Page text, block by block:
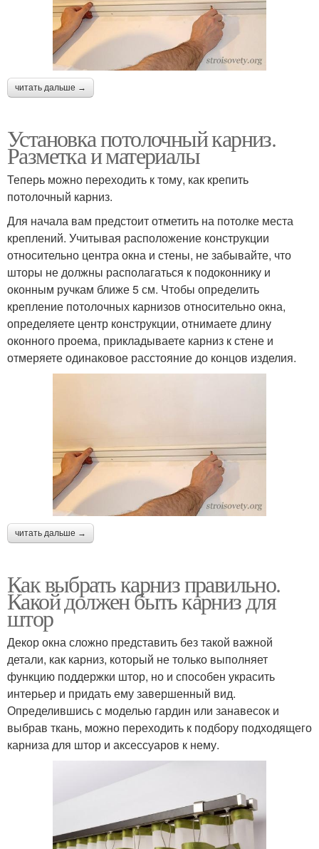
читать дальше →
Установка потолочный карниз.
Разметка и материалы
Теперь можно переходить к тому, как крепить
потолочный карниз.
Для начала вам предстоит отметить на потолке места
креплений. Учитывая расположение конструкции
относительно центра окна и стены, не забывайте, что
шторы не должны располагаться к подоконнику и
оконным ручкам ближе 5 см. Чтобы определить
крепление потолочных карнизов относительно окна,
определяете центр конструкции, отнимаете длину
оконного проема, прикладываете карниз к стене и
отмеряете одинаковое расстояние до концов изделия.
читать дальше →
Как выбрать карниз правильно.
Какой должен быть карниз для
штор
Декор окна сложно представить без такой важной
детали, как карниз, который не только выполняет
функцию поддержки штор, но и способен украсить
интерьер и придать ему завершенный вид.
Определившись с моделью гардин или занавесок и
выбрав ткань, можно переходить к подбору подходящего
карниза для штор и аксессуаров к нему.